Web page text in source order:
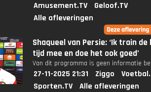
Amusement.TV
Geloof.TV
Alle afleveringen
Shaqueel van Persie: ‘Ik train
tijd mee en doe het ook goed’
Van dit programma is geen informatie
27-11-2025 21:31 Ziggo
Sporten.TV
Alle afleveringen